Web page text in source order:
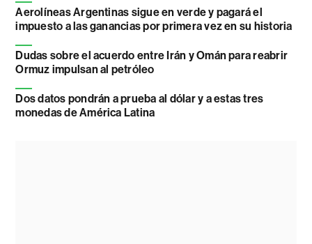
Aerolíneas Argentinas sigue en verde y pagará el
impuesto a las ganancias por primera vez en su historia
Dudas sobre el acuerdo entre Irán y Omán para reabrir
Ormuz impulsan al petróleo
Dos datos pondrán a prueba al dólar y a estas tres
monedas de América Latina